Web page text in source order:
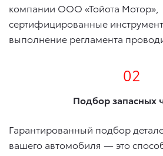
компании ООО «Тойота Мотор»,
сертифицированные
выполнение регламента
02
Подбор запасных
Гарантированный подбор
вашего автомобиля — это